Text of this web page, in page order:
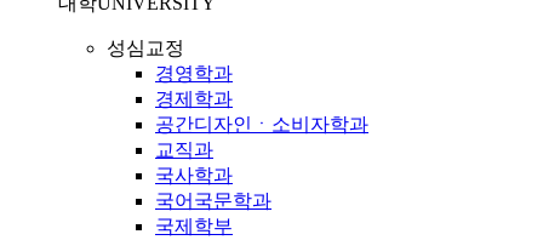
성심교정
경영학과
경제학과
공간디자인ㆍ소비자학과
교직과
국사학과
국어국문학과
국제학부